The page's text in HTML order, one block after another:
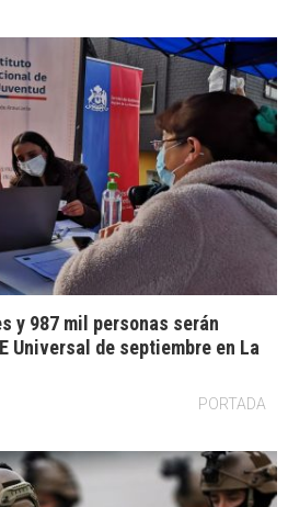
y 987 mil personas serán
Universal de septiembre en La
PORTADA